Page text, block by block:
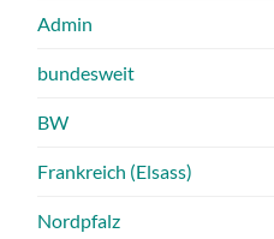
Admin
bundesweit
BW
Frankreich (Elsass)
Nordpfalz